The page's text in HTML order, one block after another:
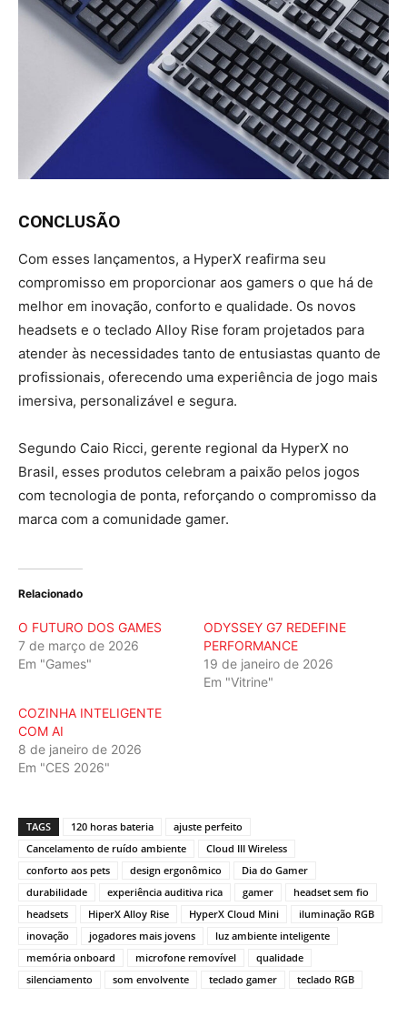
CONCLUSÃO
Com esses lançamentos, a HyperX reafirma seu
compromisso em proporcionar aos gamers o que há de
melhor em inovação, conforto e qualidade. Os novos
headsets e o teclado Alloy Rise foram projetados para
atender às necessidades tanto de entusiastas quanto de
profissionais, oferecendo uma experiência de jogo mais
imersiva, personalizável e segura.
Segundo Caio Ricci, gerente regional da HyperX no
Brasil, esses produtos celebram a paixão pelos jogos
com tecnologia de ponta, reforçando o compromisso da
marca com a comunidade gamer.
Relacionado
O FUTURO DOS GAMES
7 de março de 2026
Em "Games"
ODYSSEY G7 REDEFINE
PERFORMANCE
19 de janeiro de 2026
Em "Vitrine"
COZINHA INTELIGENTE
COM AI
8 de janeiro de 2026
Em "CES 2026"
TAGS 120 horas bateria
ajuste perfeito
Cancelamento de ruído ambiente
Cloud III Wireless
conforto aos pets
design ergonômico
Dia do Gamer
durabilidade
experiência auditiva rica gamer
headset sem fio
headsets
HiperX Alloy Rise HyperX Cloud Mini
iluminação RGB
inovação
jogadores mais jovens
luz ambiente inteligente
memória onboard
microfone removível
qualidade
silenciamento
som envolvente teclado gamer teclado RGB